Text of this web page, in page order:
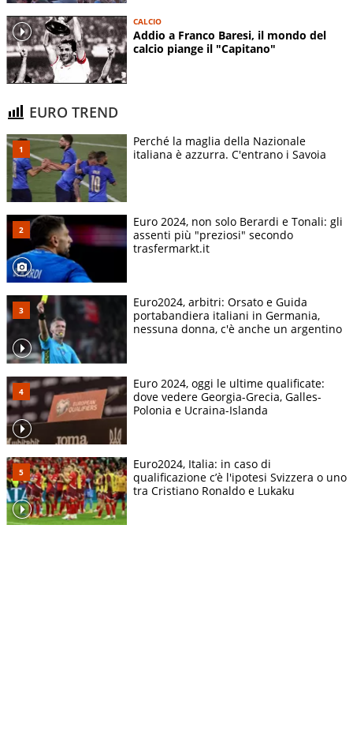
CALCIO
Addio a Franco Baresi, il mondo del
calcio piange il "Capitano"
EURO TREND
Perché la maglia della Nazionale
italiana è azzurra. C'entrano i Savoia
Euro 2024, non solo Berardi e Tonali: gli
assenti più "preziosi" secondo
trasfermarkt.it
Euro2024, arbitri: Orsato e Guida
portabandiera italiani in Germania,
nessuna donna, c'è anche un argentino
Euro 2024, oggi le ultime qualificate:
dove vedere Georgia-Grecia, Galles-
Polonia e Ucraina-Islanda
Euro2024, Italia: in caso di
qualificazione c’è l'ipotesi Svizzera o uno
tra Cristiano Ronaldo e Lukaku